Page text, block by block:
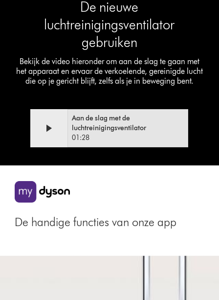
De nieuwe
luchtreinigingsventilator
gebruiken
Bekijk de video hieronder om aan de slag te gaan met
het apparaat en ervaar de verkoelende, gereinigde lucht
die op je gericht blijft, zelfs als je in beweging bent.
Videotranscript
Aan de slag met de
luchtreinigingsventilator
01:28
De handige functies van onze app